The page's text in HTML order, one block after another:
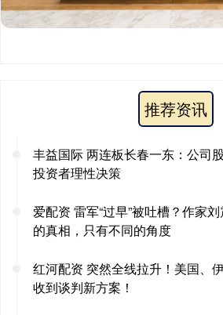
推荐资讯
丰益国际 两连板长春一东：公司
投资者理性决策
爱配资 雷军“过早”被吐槽？作家
的真相，只有不同的角度
红河配资 突然全线拉升！美国、
收到谈判新方案！